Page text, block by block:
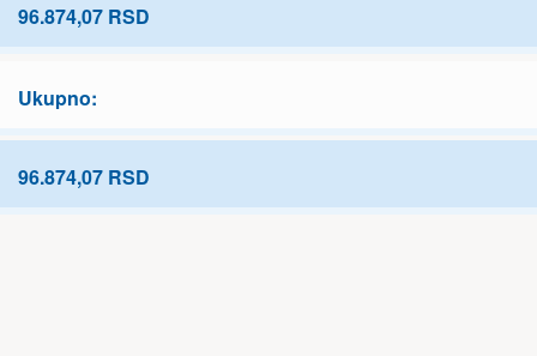
96.874,07 RSD
Ukupno:
96.874,07 RSD